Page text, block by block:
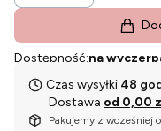
Dostępność:na
Czas wysyłki:48
Dostawa od 0,00
Pakujemy z wcześniej